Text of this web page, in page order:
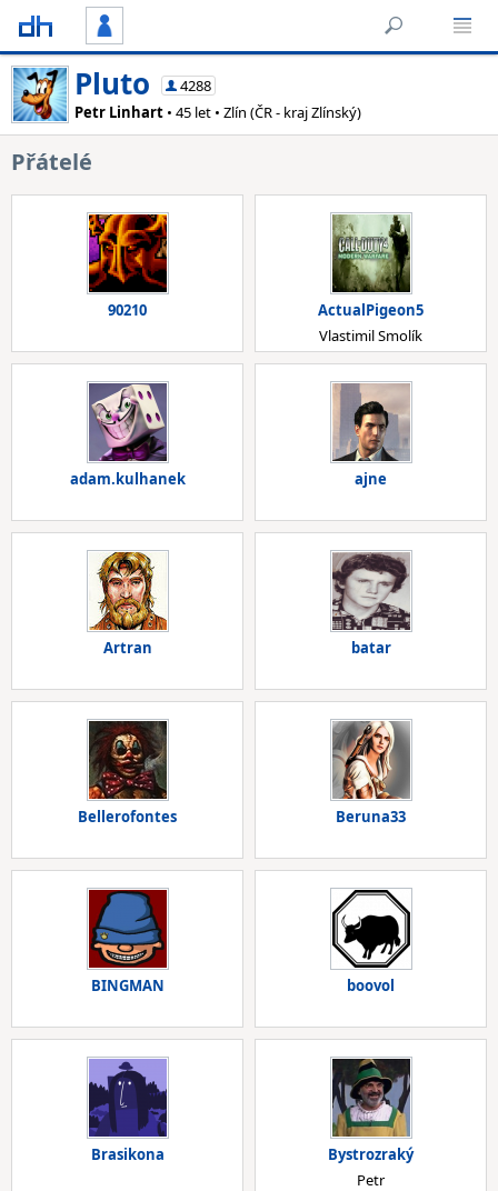
Pluto
4288
Petr Linhart • 45 let • Zlín (ČR - kraj Zlínský)
Přátelé
90210
ActualPigeon5
Vlastimil Smolík
adam.kulhanek ajne
Artran batar
Bellerofontes Beruna33
BINGMAN boovol
Brasikona
Bystrozraký
Petr